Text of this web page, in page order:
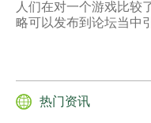
人们在对一个游戏比较
略可以发布到论坛当中
编辑一下，让其他的玩
用。热门资讯